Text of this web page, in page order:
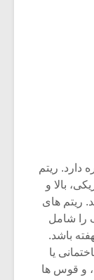
دارد. ریتم
بالا و
ریتم های
را شامل
باشد.
یا
و قوس ها